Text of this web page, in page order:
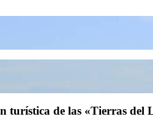
turística de las «Tierras del